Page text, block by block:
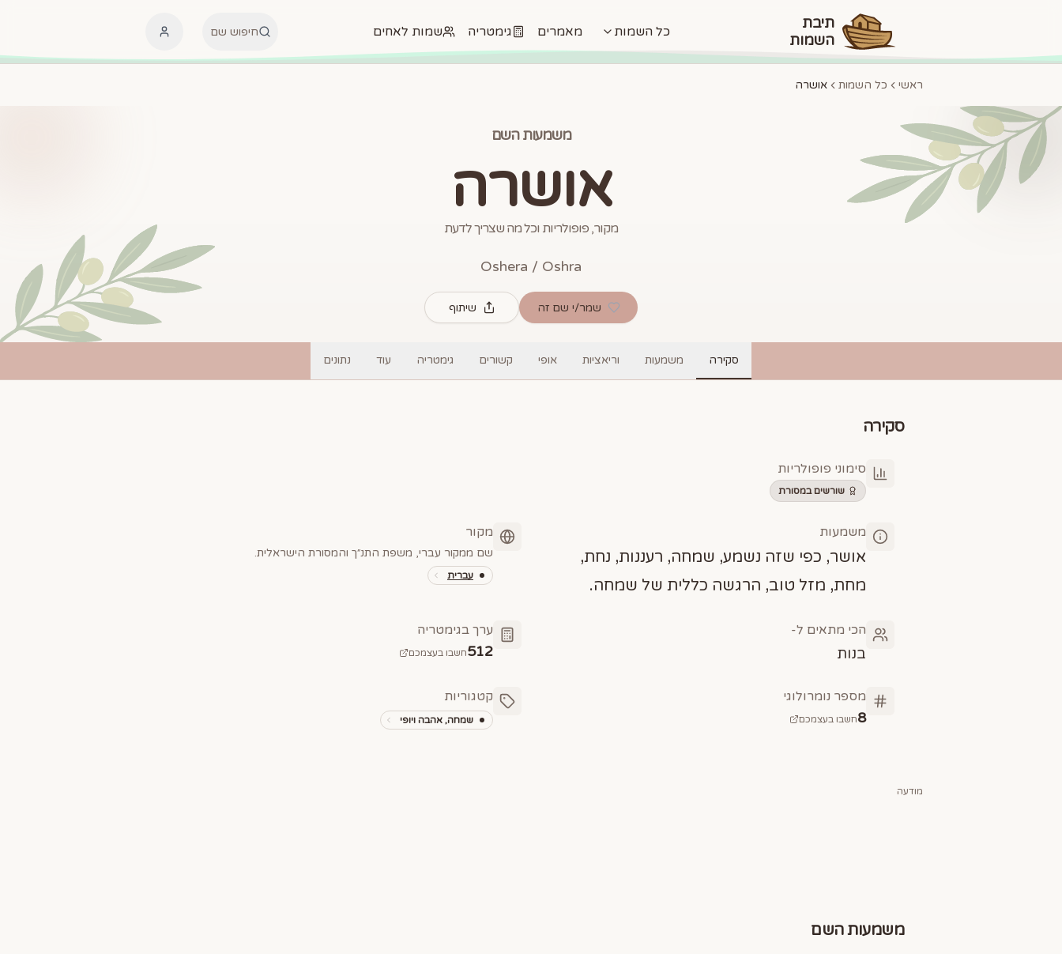
תיבת
השמות
כל השמות מאמרים גימטריה שמות לאחים חיפוש שם
ראשי כל השמות אושרה
משמעות השם
אושרה
מקור, פופולריות וכל מה שצריך לדעת
Oshera / Oshra
שמר/י שם זה שיתוף
סקירה משמעות וריאציות אופי קשורים גימטריה עוד נתונים
סקירה
סימוני פופולריות
שורשים במסורת
משמעות
אושר, כפי שזה נשמע, שמחה, רעננות, נחת,
מחת, מזל טוב, הרגשה כללית של שמחה.
מקור
שם ממקור עברי, משפת התנ״ך והמסורת הישראלית.
עברית
הכי מתאים ל-
בנות
ערך בגימטריה
512חשבו בעצמכם
מספר נומרולוגי
8חשבו בעצמכם
קטגוריות
שמחה, אהבה ויופי
מודעה
משמעות השם